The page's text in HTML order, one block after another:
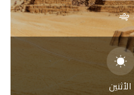
الأثنين